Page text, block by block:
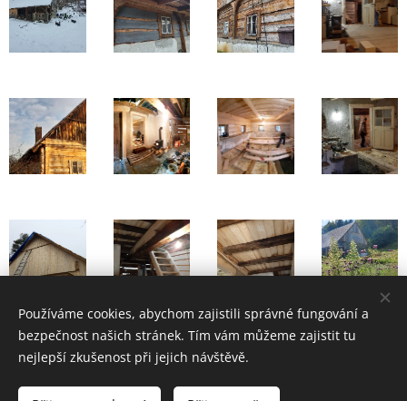
Používáme cookies, abychom zajistili správné fungování a
bezpečnost našich stránek. Tím vám můžeme zajistit tu
nejlepší zkušenost při jejich návštěvě.